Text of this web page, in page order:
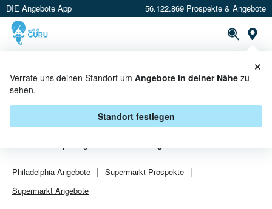
DIE Angebote App 56.122.869 Prospekte & Angebote
Verrate uns deinen Standort um Angebote in deiner Nähe zu
sehen.
Standort festlegen
×
PHILADELPHIA ANGEBOTE IN
Philadelphia Angebote Supermarkt Prospekte
Supermarkt Angebote